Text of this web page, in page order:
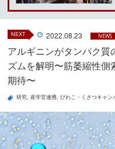
NEXT 2022.08.23 NEWS
アルギニンがタンパク質
ズムを解明〜筋萎縮性
期待〜
研究 産学官連携 びわこ・くさつキャン